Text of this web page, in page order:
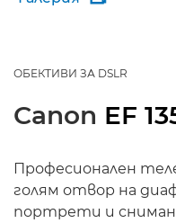
ОБЕКТИВИ ЗА DSLR
Canon EF
Професионален
голям отвор на
портрети и